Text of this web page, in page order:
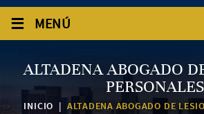
≡ MENÚ
ALTADENA ABOGADO
PERSONALES
INICIO | ALTADENA ABOGADO DE